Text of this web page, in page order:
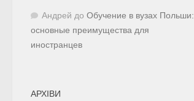
Андрей до Обучение в вузах Польши:
основные преимущества для
иностранцев
АРХІВИ